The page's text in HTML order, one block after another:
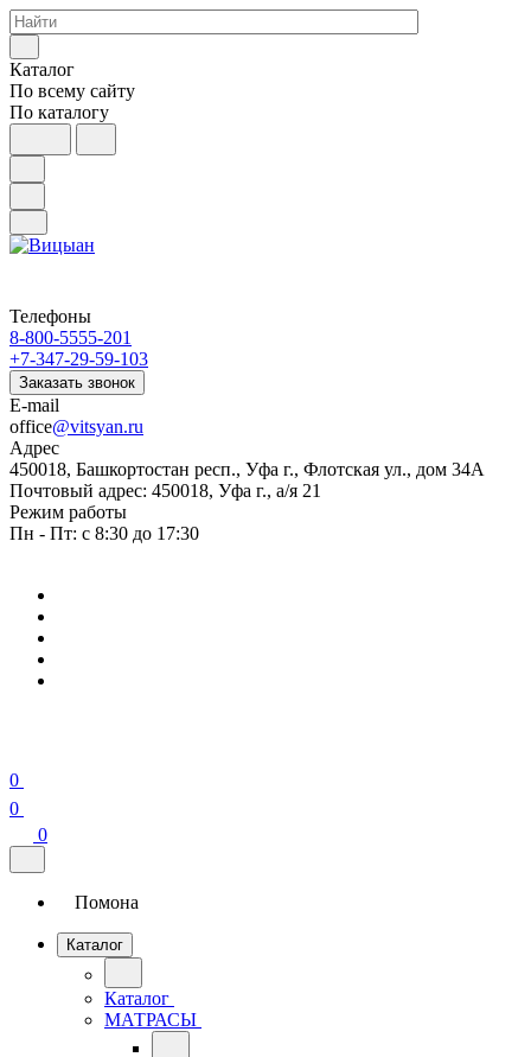
Каталог
По всему сайту
По каталогу
Телефоны
8-800-5555-201
+7-347-29-59-103
Заказать звонок
E-mail
office@vitsyan.ru
Адрес
450018, Башкортостан респ., Уфа г., Флотская ул., дом 34А
Почтовый адрес: 450018, Уфа г., а/я 21
Режим работы
Пн - Пт: с 8:30 до 17:30
0
0
0
Помона
Каталог
Каталог
МАТРАСЫ